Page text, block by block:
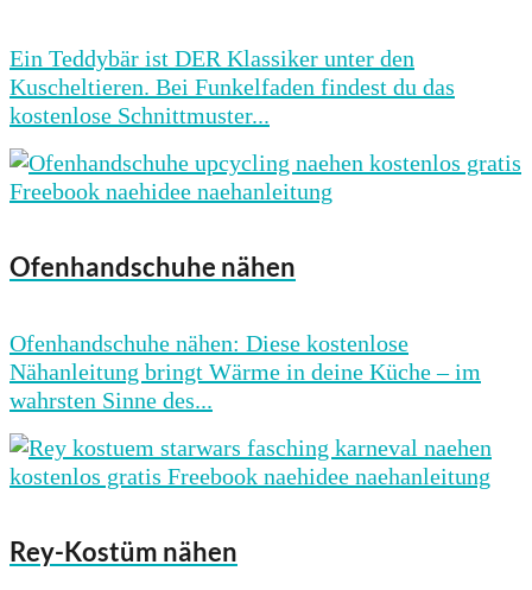
Ein Teddybär ist DER Klassiker unter den
Kuscheltieren. Bei Funkelfaden findest du das
kostenlose Schnittmuster...
Ofenhandschuhe nähen
Ofenhandschuhe nähen: Diese kostenlose
Nähanleitung bringt Wärme in deine Küche – im
wahrsten Sinne des...
Rey-Kostüm nähen